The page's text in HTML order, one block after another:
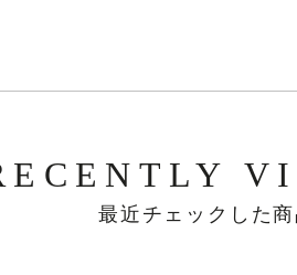
最近チェックした商